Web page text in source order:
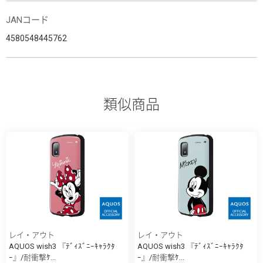
JANコード
4580548445762
類似商品
レイ・アウト
AQUOS wish3 『ﾃﾞｨｽﾞﾆｰｷｬﾗｸﾀ
ｰ』/耐衝撃ｹ...
レイ・アウト
AQUOS wish3 『ﾃﾞｨｽﾞﾆｰｷｬﾗｸﾀ
ｰ』/耐衝撃ｹ...